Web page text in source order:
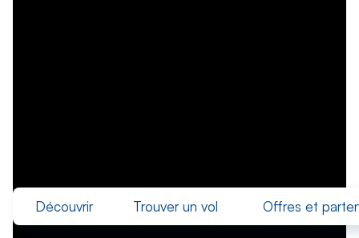
Découvrir Trouver un vol Offres et